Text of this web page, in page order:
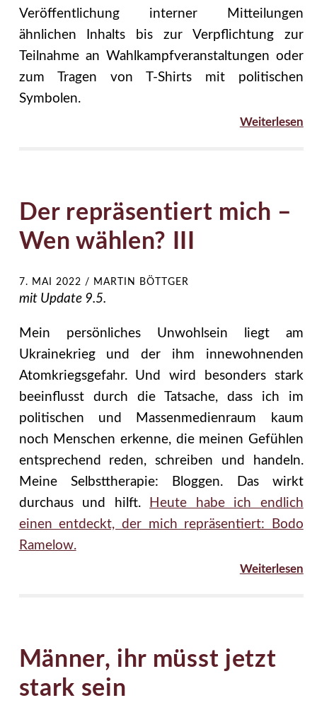
Veröffentlichung interner Mitteilungen
ähnlichen Inhalts bis zur Verpflichtung zur
Teilnahme an Wahlkampfveranstaltungen oder
zum Tragen von T-Shirts mit politischen
Symbolen.
Weiterlesen
Der repräsentiert mich –
Wen wählen? III
7. MAI 2022 / MARTIN BÖTTGER
mit Update 9.5.
Mein persönliches Unwohlsein liegt am
Ukrainekrieg und der ihm innewohnenden
Atomkriegsgefahr. Und wird besonders stark
beeinflusst durch die Tatsache, dass ich im
politischen und Massenmedienraum kaum
noch Menschen erkenne, die meinen Gefühlen
entsprechend reden, schreiben und handeln.
Meine Selbsttherapie: Bloggen. Das wirkt
durchaus und hilft.
Heute habe ich endlich
einen entdeckt, der mich repräsentiert: Bodo
Ramelow.
Weiterlesen
Männer, ihr müsst jetzt
stark sein